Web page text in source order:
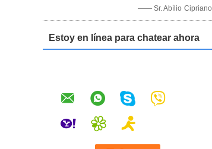
—— Sr. Abílio Cipriano
Estoy en línea para chatear ahora